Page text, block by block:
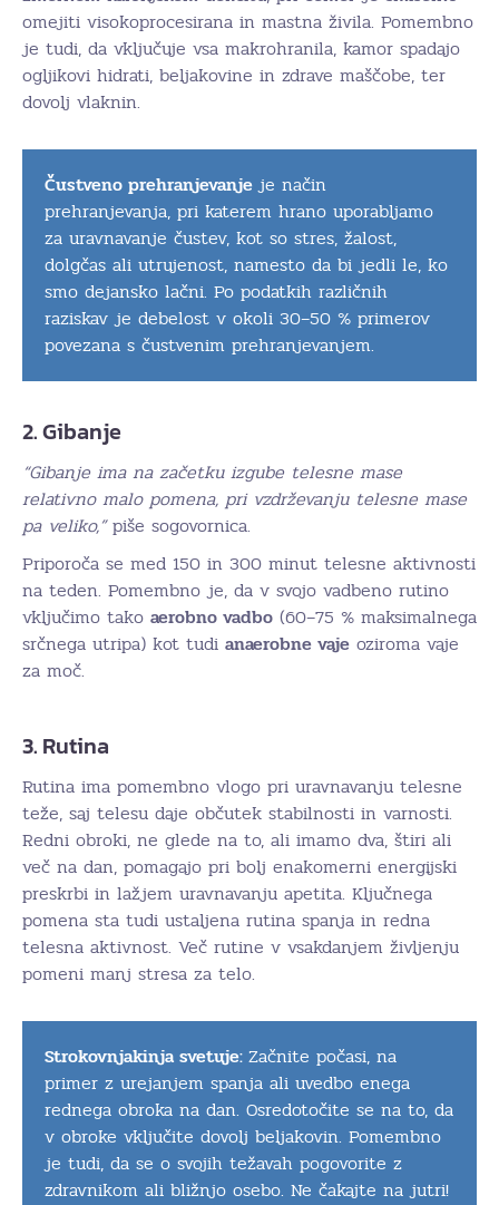
omejiti visokoprocesirana in mastna živila. Pomembno
je tudi, da vključuje vsa makrohranila, kamor spadajo
ogljikovi hidrati, beljakovine in zdrave maščobe, ter
dovolj vlaknin.
Čustveno prehranjevanjeje način
prehranjevanja, pri katerem hrano uporabljamo
za uravnavanje čustev, kot so stres, žalost,
dolgčas ali utrujenost, namesto da bi jedli le, ko
smo dejansko lačni. Po podatkih različnih
raziskav je debelost v okoli 30–50 % primerov
povezana s čustvenim prehranjevanjem.
2. Gibanje
“Gibanje ima na začetku izgube telesne mase
relativno malo pomena, pri vzdrževanju telesne mase
pa veliko,”piše sogovornica.
Priporoča se med 150 in 300 minut telesne aktivnosti
na teden. Pomembno je, da v svojo vadbeno rutino
vključimo tako aerobno vadbo (60–75 % maksimalnega
srčnega utripa) kot tudi anaerobne vaje oziroma vaje
za moč.
3. Rutina
Rutina ima pomembno vlogo pri uravnavanju telesne
teže, saj telesu daje občutek stabilnosti in varnosti.
Redni obroki, ne glede na to, ali imamo dva, štiri ali
več na dan, pomagajo pri bolj enakomerni energijski
preskrbi in lažjem uravnavanju apetita. Ključnega
pomena sta tudi ustaljena rutina spanja in redna
telesna aktivnost. Več rutine v vsakdanjem življenju
pomeni manj stresa za telo.
Strokovnjakinja svetuje: Začnite počasi, na
primer z urejanjem spanja ali uvedbo enega
rednega obroka na dan. Osredotočite se na to, da
v obroke vključite dovolj beljakovin. Pomembno
je tudi, da se o svojih težavah pogovorite z
zdravnikom ali bližnjo osebo. Ne čakajte na jutri!